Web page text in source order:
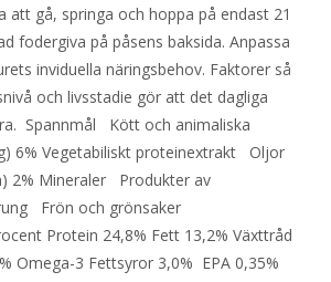
att gå, springa och hoppa på endast 21
fodergiva på påsens baksida. Anpassa
inviduella näringsbehov. Faktorer så
och livsstadie gör att det dagliga
Spannmål Kött och animaliska
6% Vegetabiliskt proteinextrakt Oljor
2% Mineraler Produkter av
Frön och grönsaker
Protein 24,8% Fett 13,2% Växttråd
Omega-3 Fettsyror 3,0% EPA 0,35%